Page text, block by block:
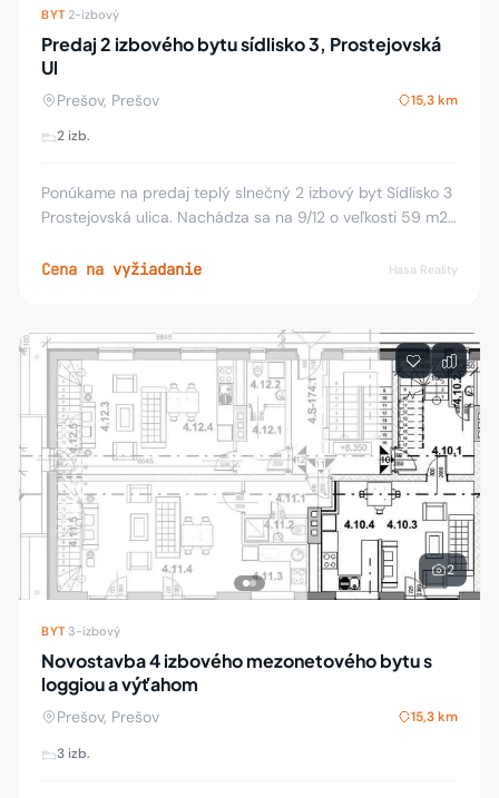
BYT· 2-izbový
Predaj 2 izbového bytu sídlisko 3, Prostejovská
Ul
Prešov, Prešov 15,3 km
2 izb.
Ponúkame na predaj teplý slnečný 2 izbový byt Sídlisko 3
Prostejovská ulica. Nachádza sa na 9/12 o veľkosti 59 m2
plastové okná, bezpečnostné dvere, p
Cena na vyžiadanie Hasa Reality
2
BYT·3-izbový
Novostavba 4 izbového mezonetového bytu s
loggiou a výťahom
Prešov, Prešov 15,3 km
3 izb.